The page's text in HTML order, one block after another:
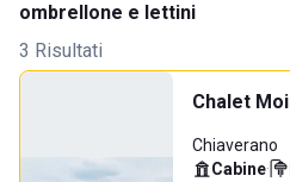
ombrellone e lettini
3 Risultati
Chalet
Chiaverano
Cabine·